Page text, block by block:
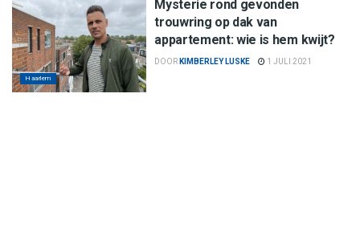
Haarlem
Mysterie rond gevonden
trouwring op dak van
appartement: wie is hem kwijt?
DOOR KIMBERLEY LUSKE 1 JULI 2021